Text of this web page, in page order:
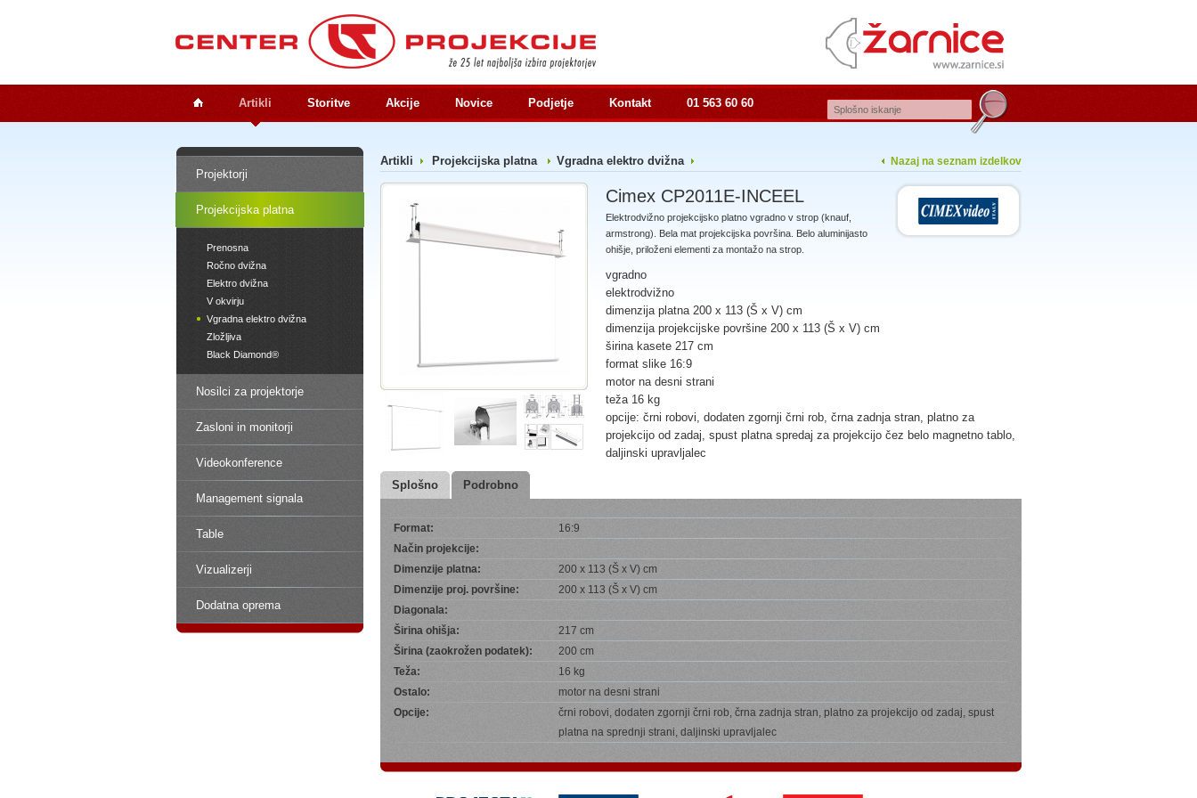
Artikli Storitve Akcije Novice Podjetje Kontakt 01 563 60 60
Projektorji
Projekcijska platna
Prenosna
Ročno dvižna
Elektro dvižna
V okvirju
Vgradna elektro dvižna
Zložljiva
Black Diamond®
Nosilci za projektorje
Zasloni in monitorji
Videokonference
Management signala
Table
Vizualizerji
Dodatna oprema
Nazaj na seznam izdelkov
Artikli Projekcijska platna Vgradna elektro dvižna
Cimex CP2011E-INCEEL
Elektrodvižno projekcijsko platno vgradno v strop (knauf,
armstrong). Bela mat projekcijska površina. Belo aluminijasto
ohišje, priloženi elementi za montažo na strop.
vgradno
elektrodvižno
dimenzija platna 200 x 113 (Š x V) cm
dimenzija projekcijske površine 200 x 113 (Š x V) cm
širina kasete 217 cm
format slike 16:9
motor na desni strani
teža 16 kg
opcije: črni robovi, dodaten zgornji črni rob, črna zadnja stran, platno za
projekcijo od zadaj, spust platna spredaj za projekcijo čez belo magnetno tablo,
daljinski upravljalec
Splošno Podrobno
Format:
16:9
Način projekcije:
Dimenzije platna:
200 x 113 (Š x V) cm
Dimenzije proj. površine:
200 x 113 (Š x V) cm
Diagonala:
Širina ohišja:
217 cm
Širina (zaokrožen podatek):
200 cm
Teža:
16 kg
Ostalo:
motor na desni strani
Opcije:
črni robovi, dodaten zgornji črni rob, črna zadnja stran, platno za projekcijo od zadaj, spust
platna na sprednji strani, daljinski upravljalec